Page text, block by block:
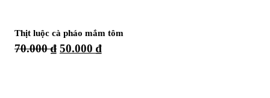
Thịt luộc cà pháo mắm tôm
70.000₫ Giá
50.000 ₫Giá